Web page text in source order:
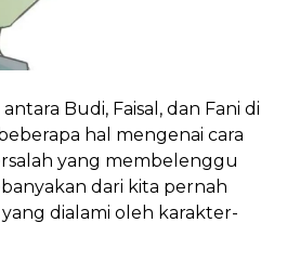
Budi, Faisal, dan Fani di
hal mengenai cara
yang membelenggu
dari kita pernah
dialami oleh karakter-